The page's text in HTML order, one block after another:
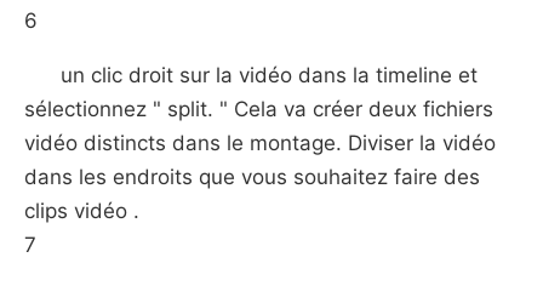
6
un clic droit sur la vidéo dans la timeline et
sélectionnez " split. " Cela va créer deux fichiers
vidéo distincts dans le montage. Diviser la vidéo
dans les endroits que vous souhaitez faire des
clips vidéo .
7